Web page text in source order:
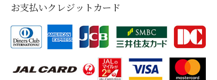
お支払いクレジットカード